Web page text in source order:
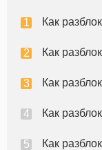
методов для
Как
Как
Как
Как
Как